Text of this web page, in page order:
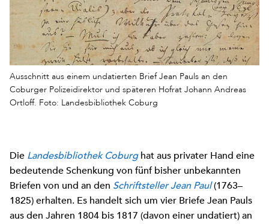
Ausschnitt aus einem undatierten Brief Jean Pauls an den
Coburger Polizeidirektor und späteren Hofrat Johann Andreas
Ortloff. Foto: Landesbibliothek Coburg
DieLandesbibliothek Coburghat aus privater Hand eine
bedeutende Schenkung von fünf bisher unbekannten
Briefen von und an den Schriftsteller Jean Paul(1763–
1825) erhalten. Es handelt sich um vier Briefe Jean Pauls
aus den Jahren 1804 bis 1817 (davon einer undatiert) an